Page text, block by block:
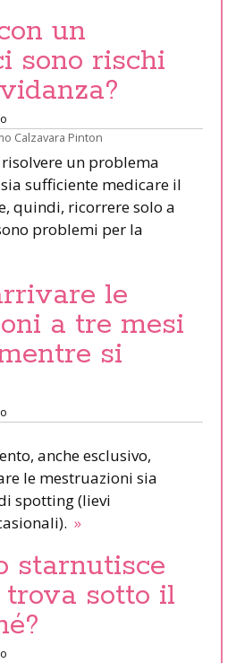
un
sono rischi
Calzavara Pinton
un problema
sufficiente medicare il
quindi, ricorrere solo a
problemi per la
le
a tre mesi
si
anche esclusivo,
le mestruazioni sia
spotting (lievi
»
starnutisce
trova sotto il